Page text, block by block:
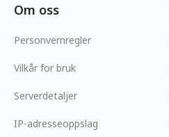
Om oss
Personvernregler
Vilkår for bruk
Serverdetaljer
IP-adresseoppslag